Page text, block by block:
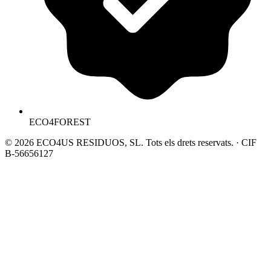
ECO4FOREST
© 2026 ECO4US RESIDUOS, SL. Tots els drets reservats. · CIF
B-56656127